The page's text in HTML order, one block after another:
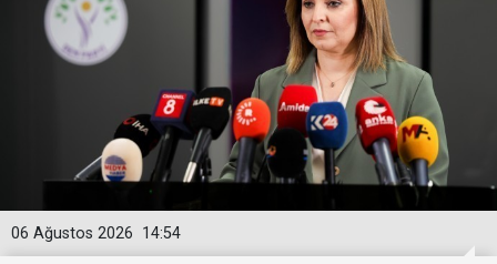
14:54
06 Ağustos 2026